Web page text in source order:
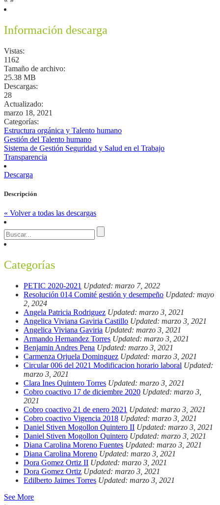
Información descarga
Vistas:
1162
Tamaño de archivo:
25.38 MB
Descargas:
28
Actualizado:
marzo 18, 2021
Categorías:
Estructura orgánica y Talento humano
Gestión del Talento humano
Sistema de Gestión Seguridad y Salud en el Trabajo
Transparencia
Descarga
Descripción
« Volver a todas las descargas
Categorías
PETIC 2020-2021 Updated: marzo 7, 2022
Resolución 014 Comité gestión y desempeño Updated: mayo
2, 2024
Angela Patricia Rodriguez Updated: marzo 3, 2021
Angelica Viviana Gaviria Castillo Updated: marzo 3, 2021
Angelica Viviana Gaviria Updated: marzo 3, 2021
Armando Hernandez Torres Updated: marzo 3, 2021
Benjamin Andres Pena Updated: marzo 3, 2021
Carmenza Orjuela Dominguez Updated: marzo 3, 2021
Circular 006 del 2021 Modificacion horario laboral Updated:
marzo 3, 2021
Clara Ines Quintero Torres Updated: marzo 3, 2021
Cobro coactivo 17 de diciembre 2020 Updated: marzo 3,
2021
Cobro coactivo 21 de enero 2021 Updated: marzo 3, 2021
Cobro coactivo Vigencia 2018 Updated: marzo 3, 2021
Daniel Stiven Mogollon Quintero II Updated: marzo 3, 2021
Daniel Stiven Mogollon Quintero Updated: marzo 3, 2021
Diana Carolina Moreno Fuentes Updated: marzo 3, 2021
Diana Carolina Moreno Updated: marzo 3, 2021
Dora Gomez Ortiz II Updated: marzo 3, 2021
Dora Gomez Ortiz Updated: marzo 3, 2021
Edilberto Jaimes Torres Updated: marzo 3, 2021
See More